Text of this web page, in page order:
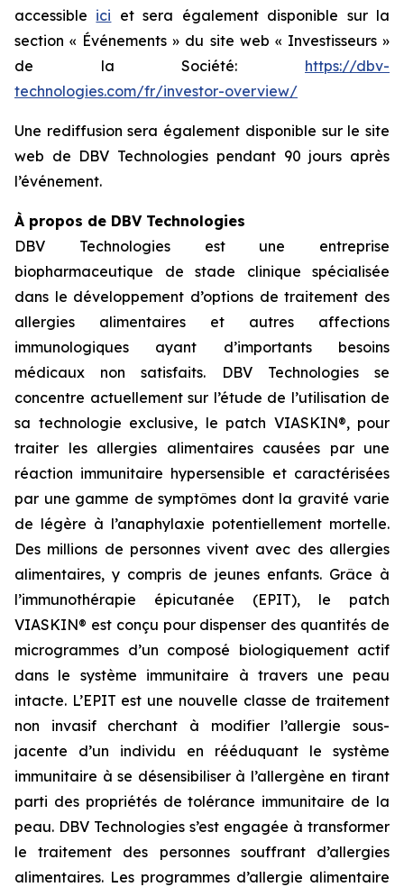
accessible ici et sera également disponible sur la
section « Événements » du site web « Investisseurs »
de la Société: https://dbv-
technologies.com/fr/investor-overview/
Une rediffusion sera également disponible sur le site
web de DBV Technologies pendant 90 jours après
l’événement.
À propos de DBV Technologies
DBV Technologies est une entreprise
biopharmaceutique de stade clinique spécialisée
dans le développement d’options de traitement des
allergies alimentaires et autres affections
immunologiques ayant d’importants besoins
médicaux non satisfaits. DBV Technologies se
concentre actuellement sur l’étude de l’utilisation de
sa technologie exclusive, le patch VIASKIN®, pour
traiter les allergies alimentaires causées par une
réaction immunitaire hypersensible et caractérisées
par une gamme de symptômes dont la gravité varie
de légère à l’anaphylaxie potentiellement mortelle.
Des millions de personnes vivent avec des allergies
alimentaires, y compris de jeunes enfants. Grâce à
l’immunothérapie épicutanée (EPIT), le patch
VIASKIN® est conçu pour dispenser des quantités de
microgrammes d’un composé biologiquement actif
dans le système immunitaire à travers une peau
intacte. L’EPIT est une nouvelle classe de traitement
non invasif cherchant à modifier l’allergie sous-
jacente d’un individu en rééduquant le système
immunitaire à se désensibiliser à l’allergène en tirant
parti des propriétés de tolérance immunitaire de la
peau. DBV Technologies s’est engagée à transformer
le traitement des personnes souffrant d’allergies
alimentaires. Les programmes d’allergie alimentaire